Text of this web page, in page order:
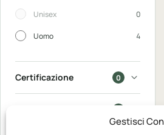
Gestisci
Unisex 0
Uomo 4
Certificazione 0